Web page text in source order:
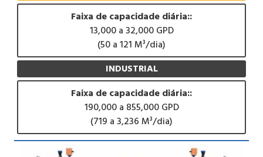
Faixa de capacidade diária::
13,000 a 32,000 GPD
(50 a 121 M³/dia)
INDUSTRIAL
Faixa de capacidade diária::
190,000 a 855,000 GPD
(719 a 3,236 M³/dia)